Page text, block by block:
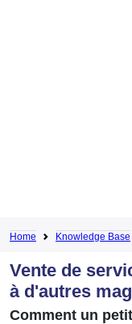
Home Knowledge Base
Vente de
à d'autres
Comment un